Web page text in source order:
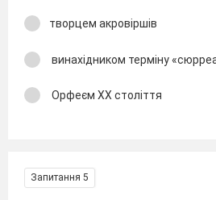
творцем акровіршів
винахідником терміну
Орфеєм ХХ століття
Запитання 5